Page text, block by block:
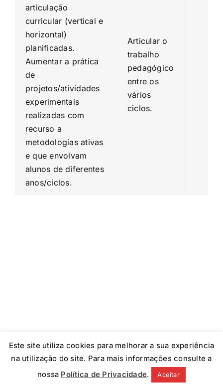
articulação
curricular (vertical e
horizontal)
planificadas.
Aumentar a prática
de
projetos/atividades
experimentais
realizadas com
recurso a
metodologias ativas
e que envolvam
alunos de diferentes
anos/ciclos.
Articular o
trabalho
pedagógico
entre os
vários
ciclos.
Colégio Reggio Emilia © 2016 Todos os direitos reservados.
InstagramPinterest
Este site utiliza cookies para melhorar a sua experiência
na utilização do site. Para mais informações consulte a
nossa Política de Privacidade. Aceitar